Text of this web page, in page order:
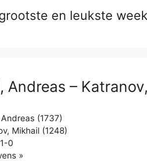
en leukste
Andreas –
(1737)
Mikhail (1248)
0
»